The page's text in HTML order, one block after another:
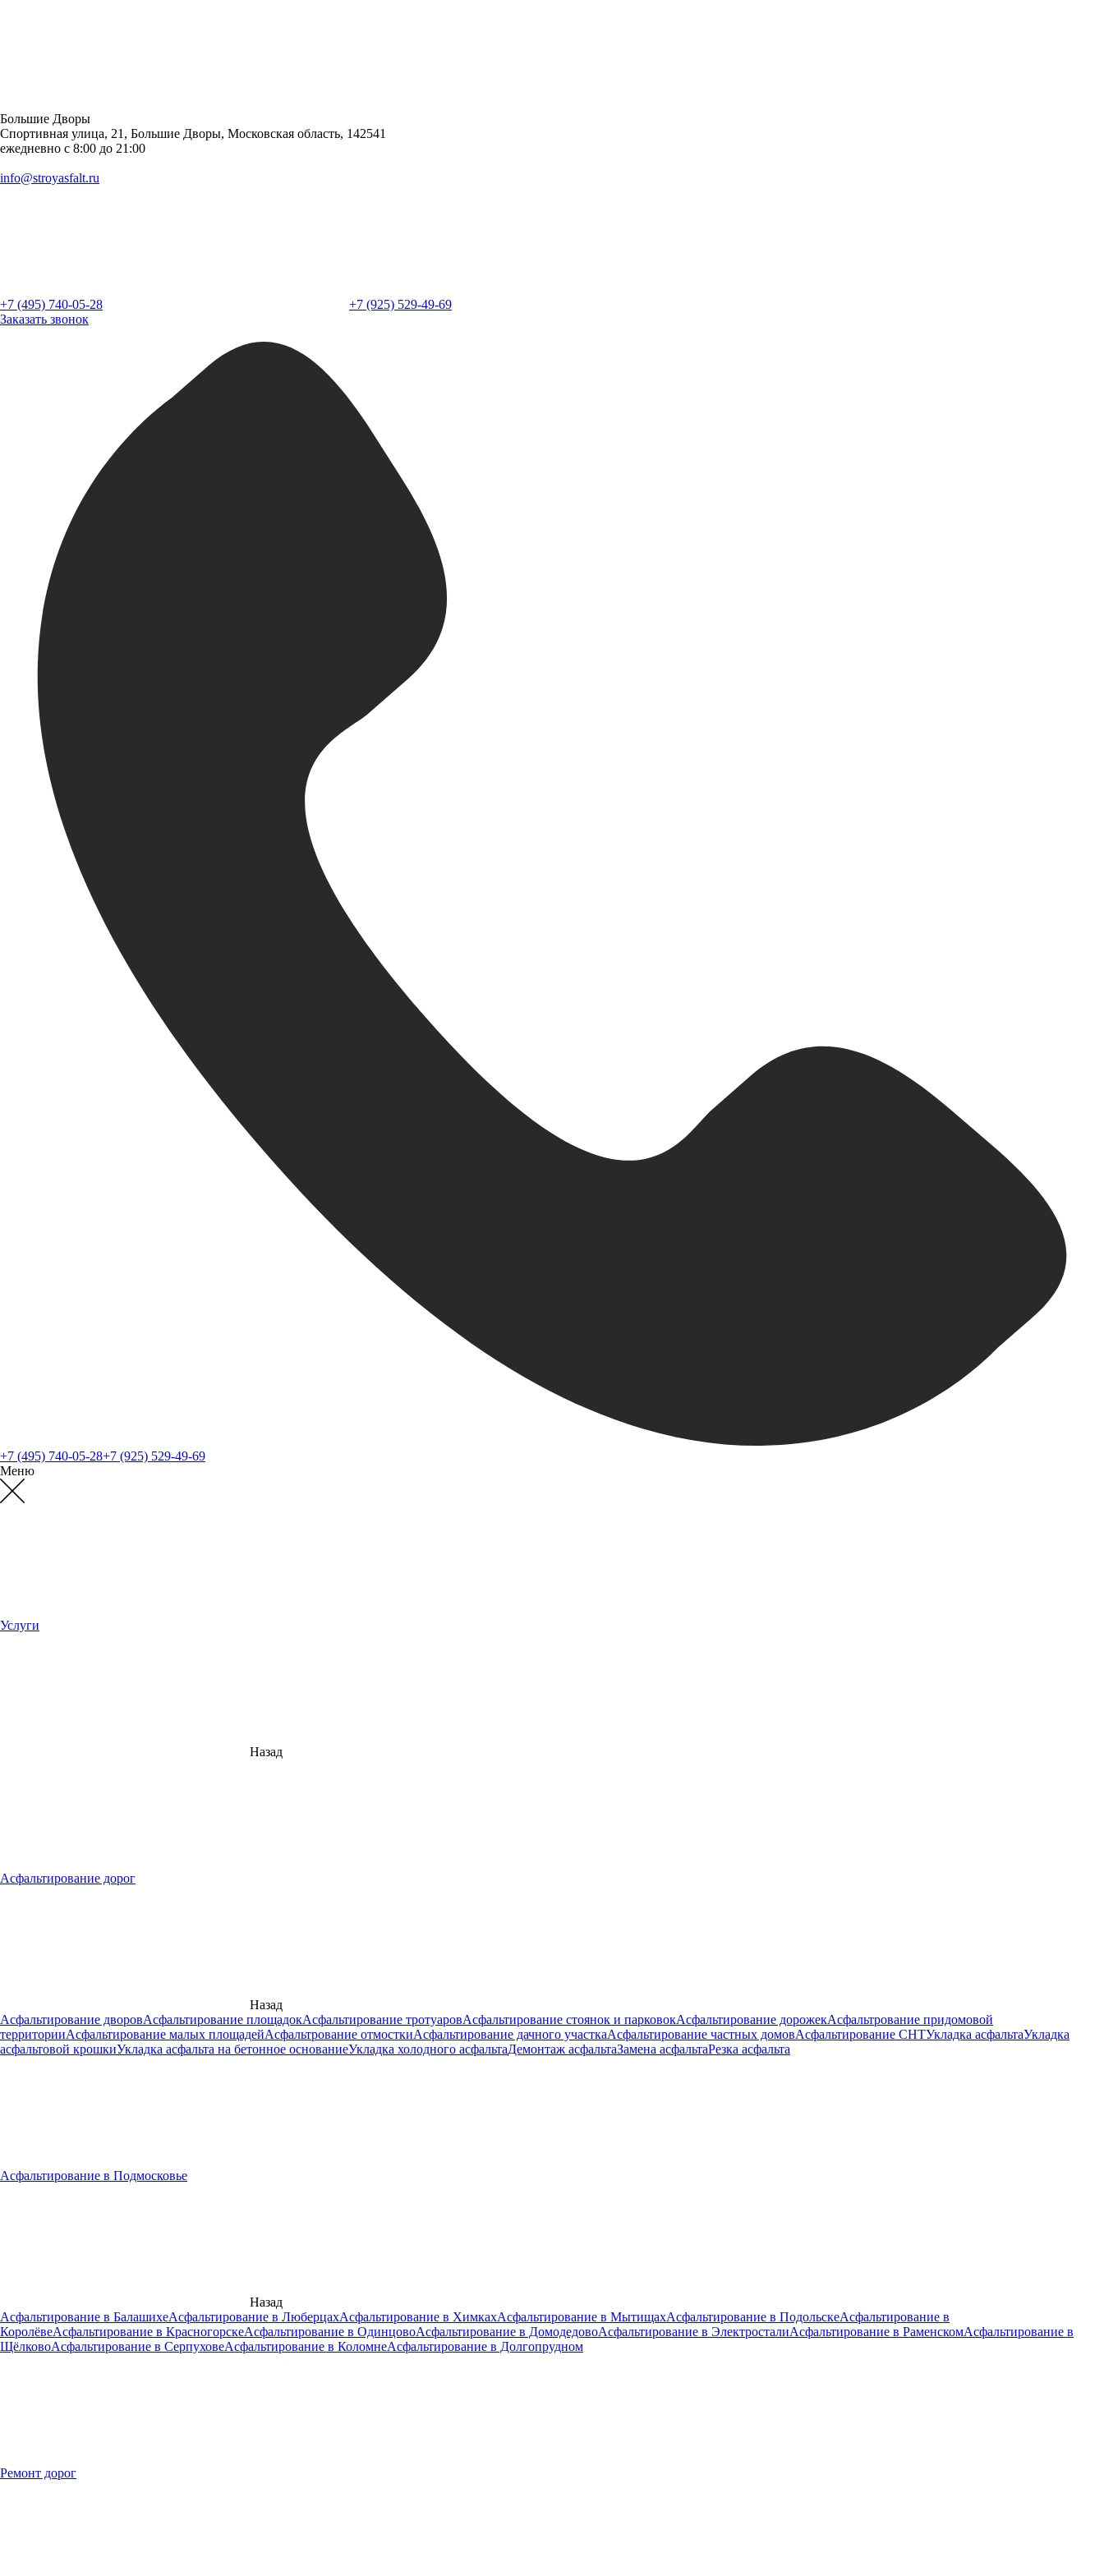
Большие Дворы
Спортивная улица, 21, Большие Дворы, Московская область, 142541
ежедневно с 8:00 до 21:00
info@stroyasfalt.ru
+7 (495) 740-05-28
+7 (925) 529-49-69
Заказать звонок
+7 (495) 740-05-28+7 (925) 529-49-69
Меню
Услуги
Назад
Асфальтирование дорог
Назад
Асфальтирование дворовАсфальтирование площадокАсфальтирование тротуаровАсфальтирование стоянок и парковокАсфальтирование дорожекАсфальтрование придомовой
территорииАсфальтирование малых площадейАсфальтрование отмосткиАсфальтирование дачного участкаАсфальтирование частных домовАсфальтирование СНТУкладка асфальтаУкладка
асфальтовой крошкиУкладка асфальта на бетонное основаниеУкладка холодного асфальтаДемонтаж асфальтаЗамена асфальтаРезка асфальта
Асфальтирование в Подмосковье
Назад
Асфальтирование в БалашихеАсфальтирование в ЛюберцахАсфальтирование в ХимкахАсфальтирование в МытищахАсфальтирование в ПодольскеАсфальтирование в
КоролёвеАсфальтирование в КрасногорскеАсфальтирование в ОдинцовоАсфальтирование в ДомодедовоАсфальтирование в ЭлектросталиАсфальтирование в РаменскомАсфальтирование в
ЩёлковоАсфальтирование в СерпуховеАсфальтирование в КоломнеАсфальтирование в Долгопрудном
Ремонт дорог